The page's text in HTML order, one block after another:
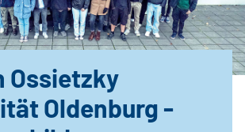
Ossietzky
Oldenburg -